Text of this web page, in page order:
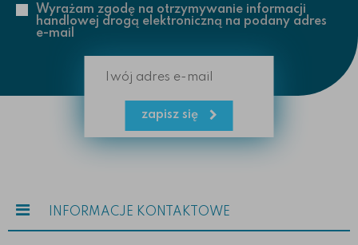
Wyrażam zgodę na otrzymywanie informacji
handlowej drogą elektroniczną na podany adres
e-mail
zapisz się
INFORMACJE KONTAKTOWE